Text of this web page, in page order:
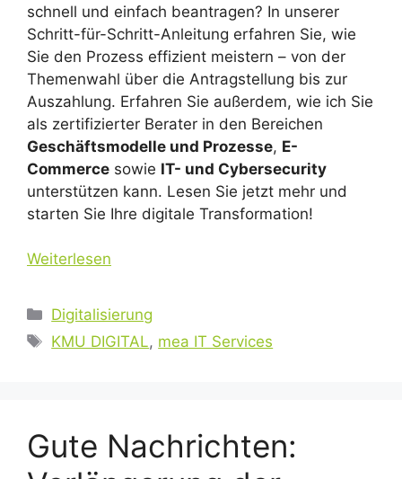
schnell und einfach beantragen? In unserer
Schritt-für-Schritt-Anleitung erfahren Sie, wie
Sie den Prozess effizient meistern – von der
Themenwahl über die Antragstellung bis zur
Auszahlung. Erfahren Sie außerdem, wie ich Sie
als zertifizierter Berater in den Bereichen
Geschäftsmodelle und Prozesse, E-
Commerce sowie IT- und Cybersecurity
unterstützen kann. Lesen Sie jetzt mehr und
starten Sie Ihre digitale Transformation!
Weiterlesen
Kategorien
Digitalisierung
Schlagwörter
KMU DIGITAL, mea IT Services
Gute Nachrichten: